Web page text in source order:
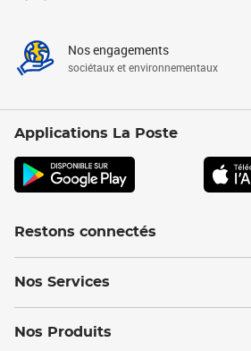
Nos engagements
sociétaux et environnementaux
Applications La Poste
Restons connectés
Nos Services
Nos Produits